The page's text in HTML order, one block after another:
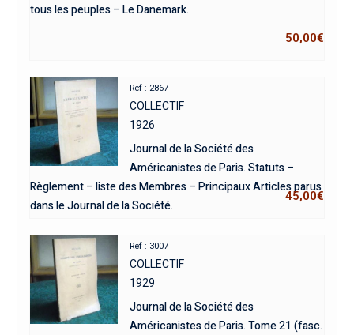
tous les peuples – Le Danemark.
50,00€
Réf : 2867
COLLECTIF
1926
Journal de la Société des
Américanistes de Paris. Statuts –
Règlement – liste des Membres – Principaux Articles parus
dans le Journal de la Société.
45,00€
Réf : 3007
COLLECTIF
1929
Journal de la Société des
Américanistes de Paris. Tome 21 (fasc.